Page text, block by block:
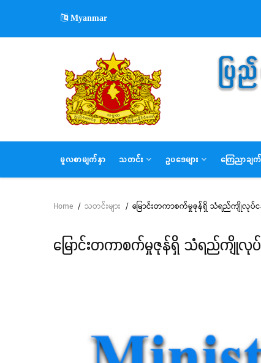
main
Myanmar
MAIN
NAVIGATION
မူလစာမျက်နှာ သတင်း ဥပဒေများ ကြေညာချက်
Breadcrumb
Home / သတင်းများ / မြောင်းတကာစက်မှုဇုန်ရှိ သံရည်ကျိုလုပ်င
မြောင်းတကာစက်မှုဇုန်ရှိ သံရည်ကျိုလုပ်